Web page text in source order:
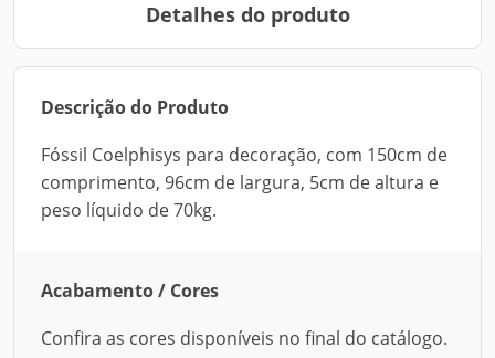
Detalhes do produto
Descrição do Produto
Fóssil Coelphisys para decoração, com 150cm de
comprimento, 96cm de largura, 5cm de altura e
peso líquido de 70kg.
Acabamento / Cores
Confira as cores disponíveis no final do catálogo.